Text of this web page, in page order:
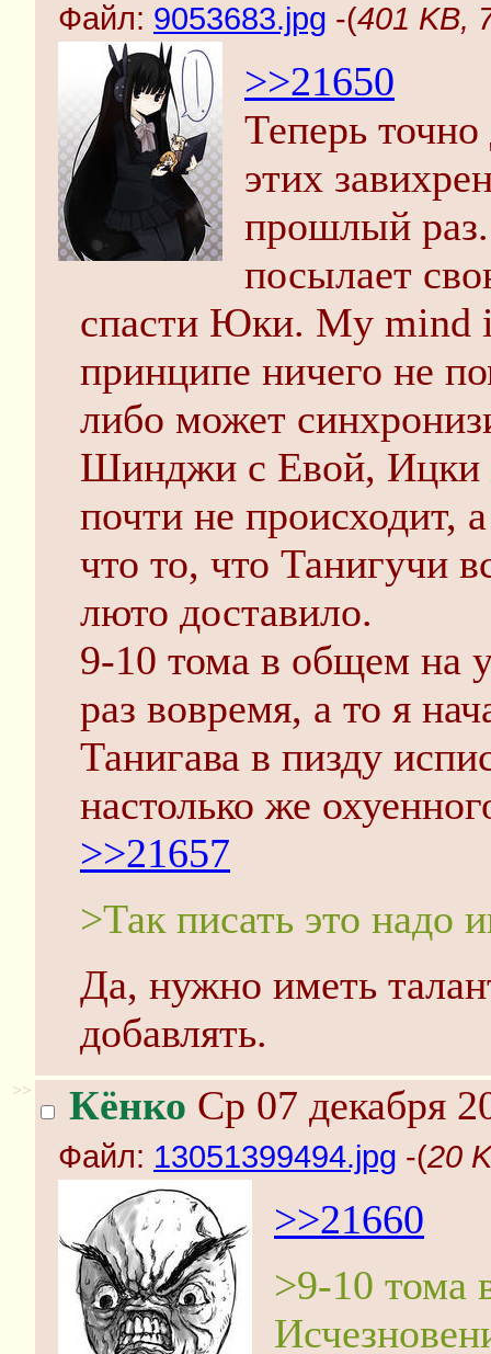
Файл: 9053683.jpg -(401 KB,
>>21650
Теперь точно
этих
прошлый
посылает
спасти Юки. My mind
принципе ничего не
либо может
Шинджи с Евой, Ицки
почти не происходит,
что то, что Танигучи
люто доставило.
9-10 тома в общем на
раз вовремя, а то я
Танигава в пизду
настолько же
>>21657
>Так писать это надо
Да, нужно иметь
добавлять.
>> Кёнко Ср 07 декабря
Файл: 13051399494.jpg -(20
>>21660
>9-10 тома